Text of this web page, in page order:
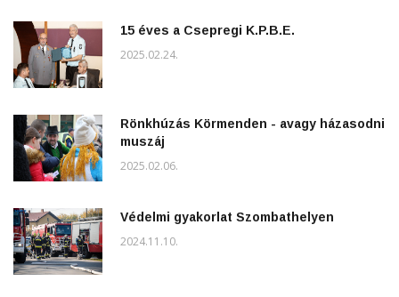
15 éves a Csepregi K.P.B.E.
2025.02.24.
Rönkhúzás Körmenden - avagy házasodni
muszáj
2025.02.06.
Védelmi gyakorlat Szombathelyen
2024.11.10.